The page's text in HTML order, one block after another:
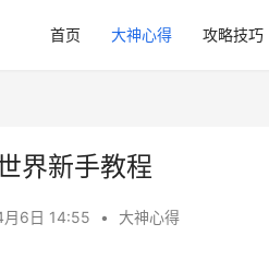
首页 大神心得 攻略技巧
界新手教程
6日 14:55 • 大神心得